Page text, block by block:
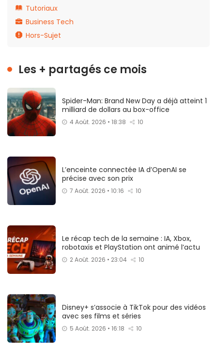
Tutoriaux
Business Tech
Hors-Sujet
Les + partagés ce mois
Spider-Man: Brand New Day a déjà atteint 1
milliard de dollars au box-office
4 Août. 2026 • 18:38 10
L’enceinte connectée IA d’OpenAI se
précise avec son prix
7 Août. 2026 • 10:16 10
Le récap tech de la semaine : IA, Xbox,
robotaxis et PlayStation ont animé l’actu
2 Août. 2026 • 23:04 10
Disney+ s’associe à TikTok pour des vidéos
avec ses films et séries
5 Août. 2026 • 16:18 10